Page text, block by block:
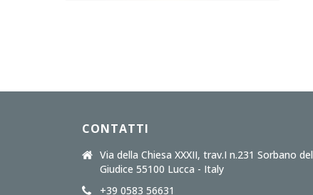
CONTATTI
Via della Chiesa XXXII, trav.I n.231 Sorbano del
Giudice 55100 Lucca - Italy
+39 0583 56631